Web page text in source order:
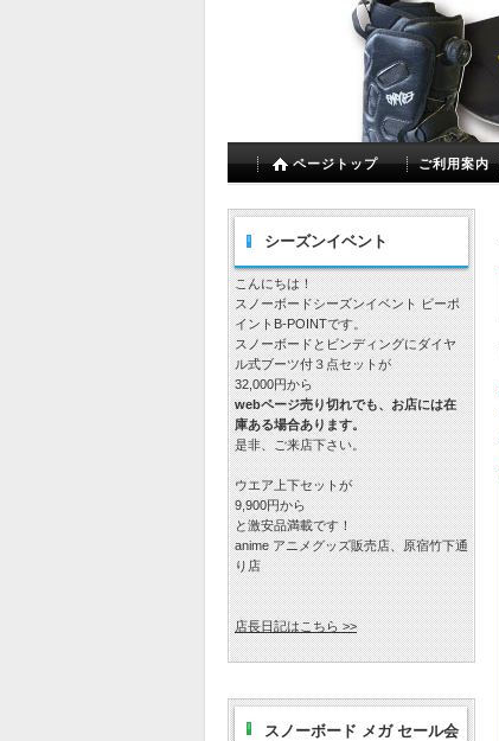
ページトップ ご利用案内
シーズンイベント
こんにちは！
スノーボードシーズンイベント ビーポ
イントB-POINTです。
スノーボードとビンディングにダイヤ
ル式ブーツ付３点セットが
32,000円から
webページ売り切れでも、お店には在
庫ある場合あります。
是非、ご来店下さい。
ウエア上下セットが
9,900円から
と激安品満載です！
anime アニメグッズ販売店、原宿竹下通
り店
店長日記はこちら >>
スノーボード メガ セール会